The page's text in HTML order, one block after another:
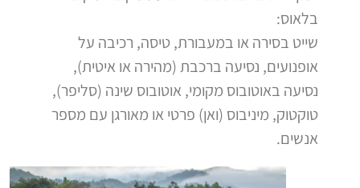
בלאוס:
שייט בסירה או במעבורת, טיסה, רכיבה על
אופנועים, נסיעה ברכבת (מהירה או איטית),
נסיעה באוטובוס מקומי, אוטובוס שינה (סליפר),
טוקטוק, מיניבוס (ואן) פרטי או מאורגן עם מספר
אנשים.